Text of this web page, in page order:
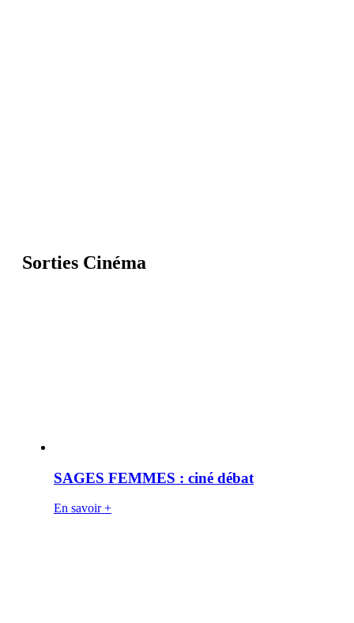
Sorties Cinéma
SAGES FEMMES : ciné débat
En savoir +